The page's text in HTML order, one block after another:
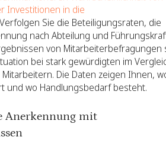
Investitionen in die
Verfolgen Sie die Beteiligungsraten, die
nach Abteilung und
von Mitarbeiterbefragungen
bei stark gewürdigten im
Die Daten zeigen Ihnen,
und wo Handlungsbedarf besteht.
Anerkennung mit